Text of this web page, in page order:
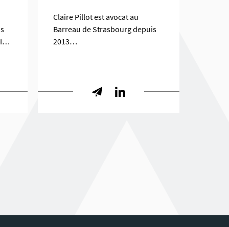
Claire Pillot est avocat au
Barreau de Strasbourg depuis
2013…